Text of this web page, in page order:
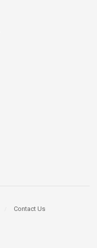
Contact Us